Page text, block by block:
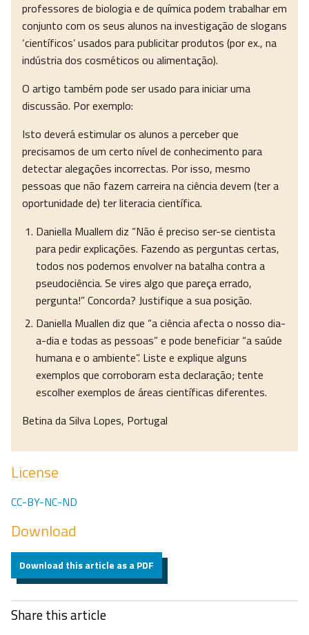
professores de biologia e de química podem trabalhar em
conjunto com os seus alunos na investigação de slogans
‘científicos’ usados para publicitar produtos (por ex., na
indústria dos cosméticos ou alimentação).
O artigo também pode ser usado para iniciar uma
discussão. Por exemplo:
Isto deverá estimular os alunos a perceber que
precisamos de um certo nível de conhecimento para
detectar alegações incorrectas. Por isso, mesmo
pessoas que não fazem carreira na ciência devem (ter a
oportunidade de) ter literacia científica.
Daniella Muallem diz “Não é preciso ser-se cientista
para pedir explicações. Fazendo as perguntas certas,
todos nos podemos envolver na batalha contra a
pseudociência. Se vires algo que pareça errado,
pergunta!” Concorda? Justifique a sua posição.
Daniella Muallen diz que “a ciência afecta o nosso dia-
a-dia e todas as pessoas” e pode beneficiar “a saúde
humana e o ambiente”. Liste e explique alguns
exemplos que corroboram esta declaração; tente
escolher exemplos de áreas científicas diferentes.
Betina da Silva Lopes, Portugal
License
CC-BY-NC-ND
Download
Download this article as a PDF
Share this article